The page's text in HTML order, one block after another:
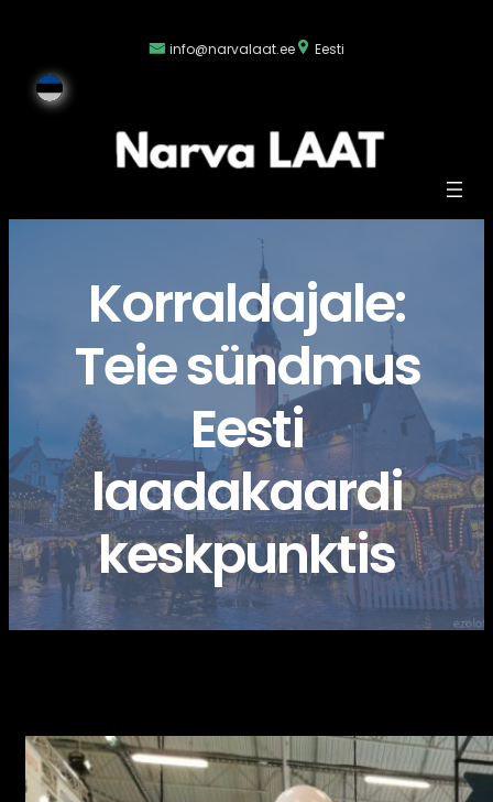
juurde
info@narvalaat.ee Eesti
Korraldajale:
Teie sündmus
Eesti
laadakaardi
keskpunktis